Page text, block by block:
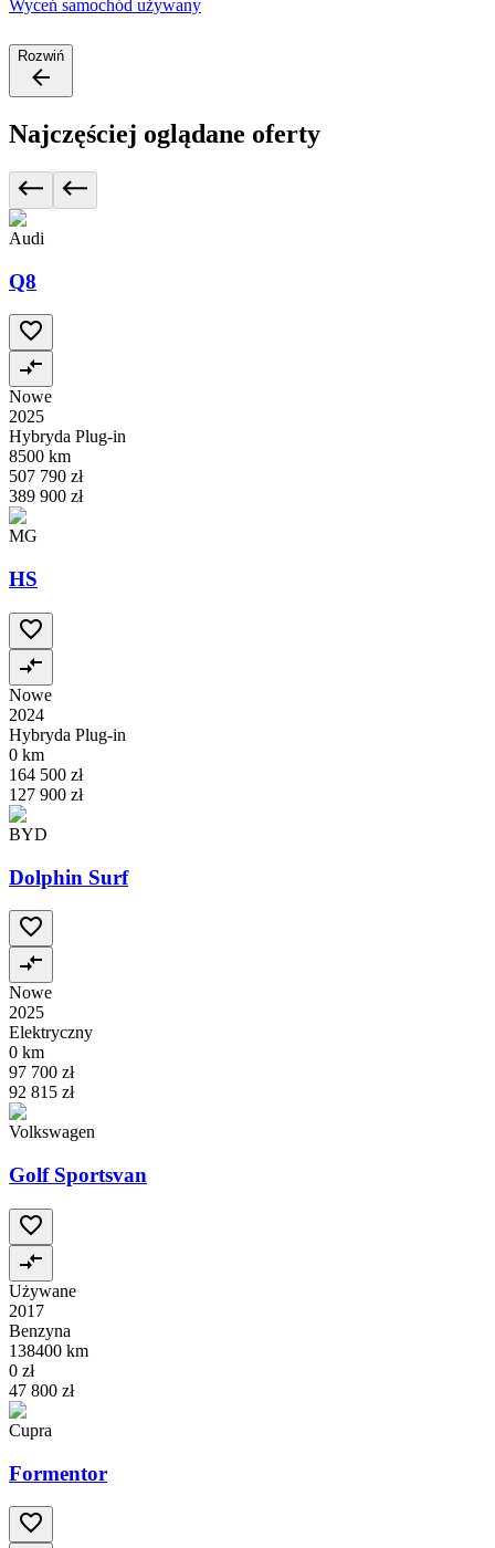
Wyceń samochód używany
Rozwiń
Najczęściej oglądane oferty
Audi
Q8
Nowe
2025
Hybryda Plug-in
8500 km
507 790 zł
389 900 zł
MG
HS
Nowe
2024
Hybryda Plug-in
0 km
164 500 zł
127 900 zł
BYD
Dolphin Surf
Nowe
2025
Elektryczny
0 km
97 700 zł
92 815 zł
Volkswagen
Golf Sportsvan
Używane
2017
Benzyna
138400 km
0 zł
47 800 zł
Cupra
Formentor